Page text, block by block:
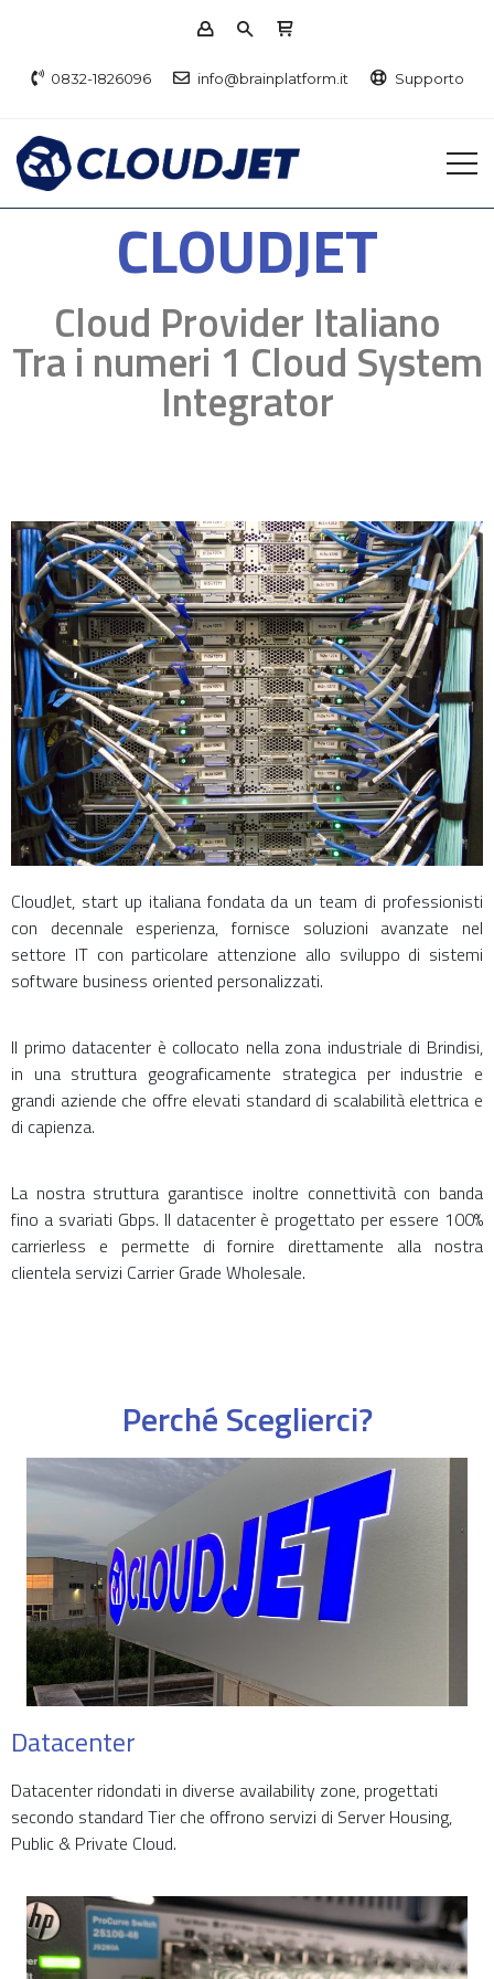
0832-1826096 info@brainplatform.it Supporto
CLOUDJET
Cloud Provider Italiano
Tra i numeri 1 Cloud System
Integrator
CloudJet, start up italiana fondata da un team di professionisti
con decennale esperienza, fornisce soluzioni avanzate nel
settore IT con particolare attenzione allo sviluppo di sistemi
software business oriented personalizzati.
Il primo datacenter è collocato nella zona industriale di Brindisi,
in una struttura geograficamente strategica per industrie e
grandi aziende che offre elevati standard di scalabilità elettrica e
di capienza.
La nostra struttura garantisce inoltre connettività con banda
fino a svariati Gbps. Il datacenter è progettato per essere 100%
carrierless e permette di fornire direttamente alla nostra
clientela servizi Carrier Grade Wholesale.
Perché Sceglierci?
Datacenter
Datacenter ridondati in diverse availability zone, progettati
secondo standard Tier che offrono servizi di Server Housing,
Public & Private Cloud.